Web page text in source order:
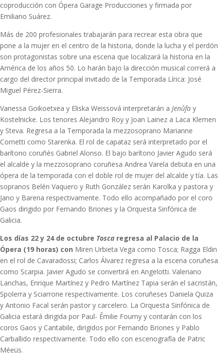
coproducción con Ópera Garage Producciones y firmada por
Emiliano Suárez.
Más de 200 profesionales trabajarán para recrear esta obra que
pone a la mujer en el centro de la historia, donde la lucha y el perdón
son protagonistas sobre una escena que localizará la historia en la
América de los años 50. Lo harán bajo la dirección musical correrá a
cargo del director principal invitado de la Temporada Lírica: José
Miguel Pérez-Sierra.
Vanessa Goikoetxea y Eliska Weissová interpretarán a Jenůfa y
Kostelnicke. Los tenores Alejandro Roy y Joan Lainez a Laca Klemen
y Steva. Regresa a la Temporada la mezzosoprano Marianne
Cornetti como Starenka. El rol de capataz será interpretado por el
barítono coruñés Gabriel Alonso. El bajo barítono Javier Agudo será
el alcalde y la mezzosoprano coruñesa Andrea Varela debuta en una
ópera de la temporada con el doble rol de mujer del alcalde y tía. Las
sopranos Belén Vaquero y Ruth González serán Karolka y pastora y
Jano y Barena respectivamente. Todo ello acompañado por el coro
Gaos dirigido por Fernando Briones y la Orquesta Sinfónica de
Galicia.
Los días 22 y 24 de octubre Tosca regresa al Palacio de la
Ópera (19 horas) con Miren Urbieta Vega como Tosca; Ragga Eldin
en el rol de Cavaradossi; Carlos Álvarez regresa a la escena coruñesa
como Scarpia. Javier Agudo se convertirá en Angelotti. Valeriano
Lanchas, Enrique Martínez y Pedro Martínez Tapia serán el sacristán,
Spolerra y Sciarrone respectivamente. Los coruñeses Daniela Quiza
y Antonio Facal serán pastor y carcelero. La Orquesta Sinfónica de
Galicia estará dirigida por Paul- Êmilie Fourny y contarán con los
coros Gaos y Cantabile, dirigidos por Fernando Briones y Pablo
Carballido respectivamente. Todo ello con escenografía de Patric
Méeüs.